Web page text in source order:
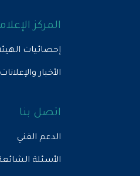
المركز الإعلامي
إحصائيات الهيئة
الأخبار والإعلانات
اتصل بنا
الدعم الفني
الأسئلة الشائعة